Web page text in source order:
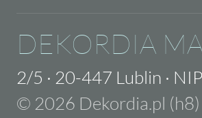
DEKORDIA
2/5 · 20-447 Lublin ·
© 2026 Dekordia.pl (h8)